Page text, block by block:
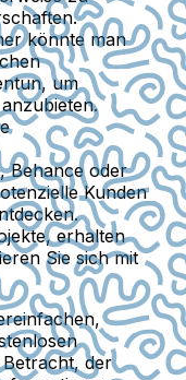
könnte man
um
Behance oder
Kunden
erhalten
Sie sich mit
Betracht, der